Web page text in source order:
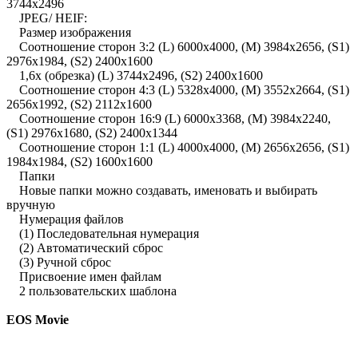
3744x2496
JPEG/ HEIF:
Размер изображения
Соотношение сторон 3:2 (L) 6000x4000, (M) 3984x2656, (S1)
2976x1984, (S2) 2400x1600
1,6x (обрезка) (L) 3744x2496, (S2) 2400x1600
Соотношение сторон 4:3 (L) 5328x4000, (M) 3552x2664, (S1)
2656x1992, (S2) 2112x1600
Соотношение сторон 16:9 (L) 6000x3368, (M) 3984x2240,
(S1) 2976x1680, (S2) 2400x1344
Соотношение сторон 1:1 (L) 4000x4000, (M) 2656x2656, (S1)
1984x1984, (S2) 1600x1600
Папки
Новые папки можно создавать, именовать и выбирать
вручную
Нумерация файлов
(1) Последовательная нумерация
(2) Автоматический сброс
(3) Ручной сброс
Присвоение имен файлам
2 пользовательских шаблона
EOS Movie